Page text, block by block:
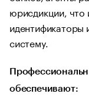
юрисдикции, что
идентификаторы
систему.
обеспечивают: